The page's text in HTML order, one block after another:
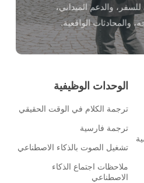
والدعم الميداني،
والمحادثات الواقعية.
الوحدات الوظيفية
ترجمة الكلام في الوقت الحقيقي
ترجمة فارسية
تشغيل الصوت بالذكاء الاصطناعي
ملاحظات اجتماع الذكاء
الاصطناعي